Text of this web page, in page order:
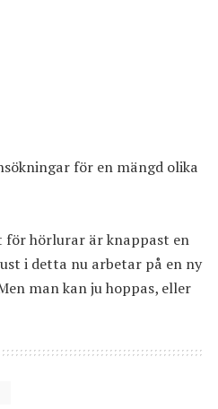
för en mängd olika
för hörlurar är knappast en
i detta nu arbetar på en ny
man kan ju hoppas, eller